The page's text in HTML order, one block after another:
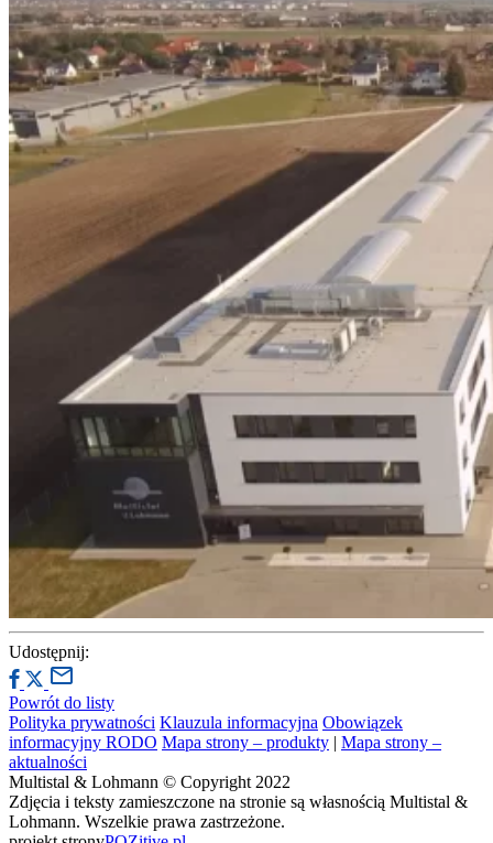
Udostępnij:
Powrót do listy
Polityka prywatności Klauzula informacyjna Obowiązek
informacyjny RODO Mapa strony – produkty | Mapa strony –
aktualności
Multistal & Lohmann © Copyright 2022
Zdjęcia i teksty zamieszczone na stronie są własnością Multistal &
Lohmann. Wszelkie prawa zastrzeżone.